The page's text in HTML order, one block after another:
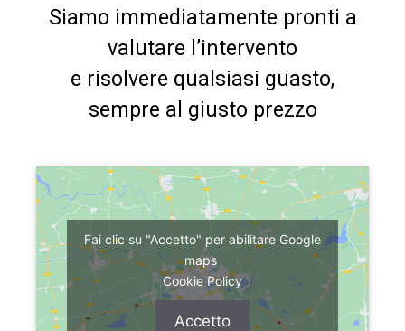
Siamo immediatamente pronti a
valutare l’intervento
e risolvere qualsiasi guasto,
sempre al giusto prezzo
Fai clic su "Accetto" per abilitare Google
maps
Cookie Policy
Accetto